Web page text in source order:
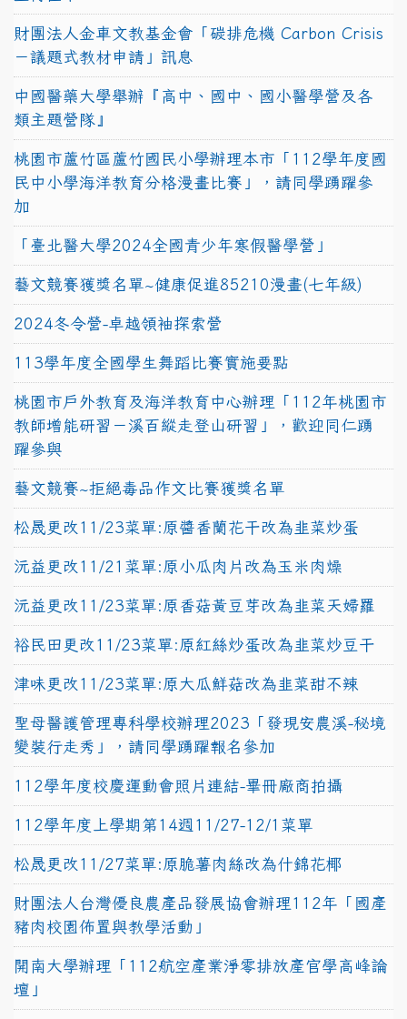
財團法人金車文教基金會「碳排危機 Carbon Crisis
－議題式教材申請」訊息
中國醫藥大學舉辦『高中、國中、國小醫學營及各
類主題營隊』
桃園市蘆竹區蘆竹國民小學辦理本市「112學年度國
民中小學海洋教育分格漫畫比賽」，請同學踴躍參
加
「臺北醫大學2024全國青少年寒假醫學營」
藝文競賽獲獎名單~健康促進85210漫畫(七年級)
2024冬令營-卓越領袖探索營
113學年度全國學生舞蹈比賽實施要點
桃園市戶外教育及海洋教育中心辦理「112年桃園市
教師增能研習－溪百縱走登山研習」，歡迎同仁踴
躍參與
藝文競賽~拒絕毒品作文比賽獲獎名單
松晟更改11/23菜單:原醬香蘭花干改為韭菜炒蛋
沅益更改11/21菜單:原小瓜肉片改為玉米肉燥
沅益更改11/23菜單:原香菇黃豆芽改為韭菜天婦羅
裕民田更改11/23菜單:原紅絲炒蛋改為韭菜炒豆干
津味更改11/23菜單:原大瓜鮮菇改為韭菜甜不辣
聖母醫護管理專科學校辦理2023「發現安農溪-秘境
變裝行走秀」，請同學踴躍報名參加
112學年度校慶運動會照片連結-畢冊廠商拍攝
112學年度上學期第14週11/27-12/1菜單
松晟更改11/27菜單:原脆薯肉絲改為什錦花椰
財團法人台灣優良農產品發展協會辦理112年「國產
豬肉校園佈置與教學活動」
開南大學辦理「112航空產業淨零排放產官學高峰論
壇」